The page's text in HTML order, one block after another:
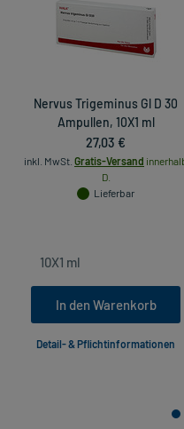
Nervus Trigeminus Gl D 30
Ampullen, 10X1 ml
27,03 €
inkl. MwSt. Gratis-Versand
D.
Lieferbar
In den Warenkorb
Detail- & Pflichtinformationen